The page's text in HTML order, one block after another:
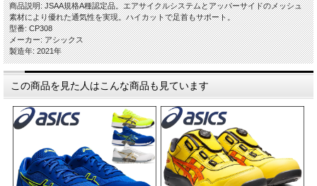
商品説明: JSAA規格A種認定品。エアサイクルシステムとアッパーサイドのメッシュ
素材により優れた通気性を実現。ハイカットで足首もサポート。
型番: CP308
メーカー: アシックス
製造年: 2021年
この商品を見た人はこんな商品も見ています